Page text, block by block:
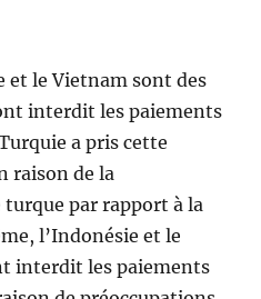
et le Vietnam sont des
interdit les paiements
a pris cette
raison de la
par rapport à la
l’Indonésie et le
interdit les paiements